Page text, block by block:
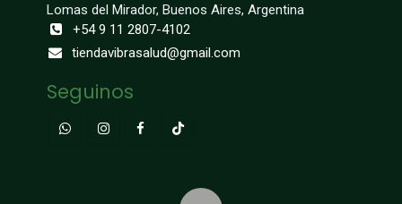
Lomas del Mirador, Buenos Aires, Argentina
+54 9 11 2807-4102
tiendavibrasalud@gmail.com
Seguinos